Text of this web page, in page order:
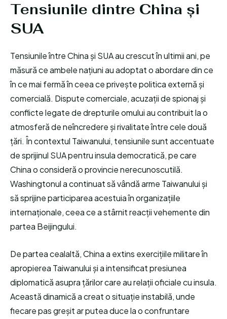
Tensiunile dintre China și
SUA
Tensiunile între China și SUA au crescut în ultimii ani, pe
măsură ce ambele națiuni au adoptat o abordare din ce
în ce mai fermă în ceea ce privește politica externă și
comercială. Dispute comerciale, acuzații de spionaj și
conflicte legate de drepturile omului au contribuit la o
atmosferă de neîncredere și rivalitate între cele două
țări. În contextul Taiwanului, tensiunile sunt accentuate
de sprijinul SUA pentru insula democratică, pe care
China o consideră o provincie nerecunoscutilă.
Washingtonul a continuat să vândă arme Taiwanului și
să sprijine participarea acestuia în organizațiile
internaționale, ceea ce a stârnit reacții vehemente din
partea Beijingului.
De partea cealaltă, China a extins exercițiile militare în
apropierea Taiwanului și a intensificat presiunea
diplomatică asupra țărilor care au relații oficiale cu insula.
Această dinamică a creat o situație instabilă, unde
fiecare pas greșit ar putea duce la o confruntare